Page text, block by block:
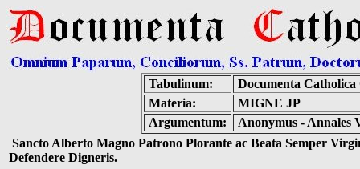
Tabulinum:
Documenta Catholica
Materia:
MIGNE JP
Argumentum:
Anonymus - Annales
Sancto Alberto Magno Patrono Plorante ac Beata Semper
Defendere Digneris.